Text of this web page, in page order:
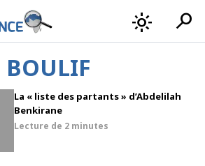
light_mode search
BOULIF
La « liste des partants » d’Abdelilah
Benkirane
Lecture de 2 minutes